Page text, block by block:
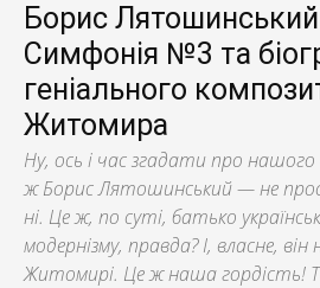
Борис
Симфонія №3 та
геніального
Житомира
Ну, ось і час згадати про нашого
ж Борис Лятошинський — не
ні. Це ж, по суті, батько
модернізму, правда? І, власне,
Житомирі. Це ж наша гордість!